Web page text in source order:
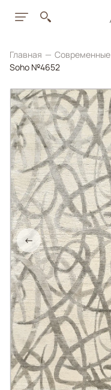
Главная Современные
Soho №4652
←